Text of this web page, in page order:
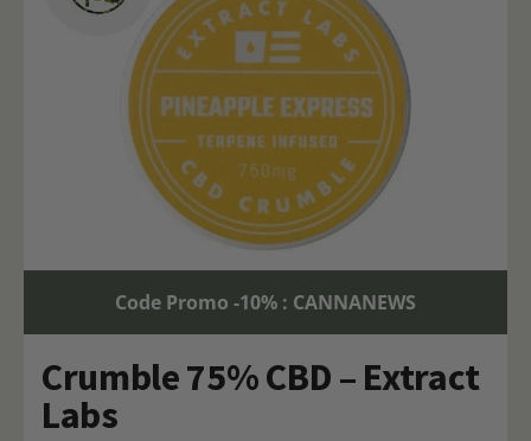
Code Promo -10% : CANNANEWS
Crumble 75% CBD – Extract
Labs